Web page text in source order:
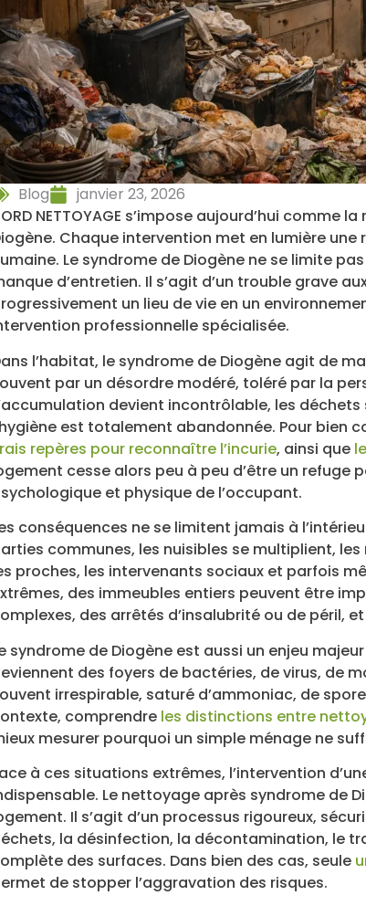
Blog
janvier 23, 2026
NETTOYAGE s’impose aujourd’hui
Chaque intervention met en lumière
Le syndrome de Diogène ne se limite
d’entretien. Il s’agit d’un trouble grave
un lieu de vie en un
professionnelle spécialisée.
l’habitat, le syndrome de Diogène agit de
par un désordre modéré, toléré par la
devient incontrôlable, les
est totalement abandonnée. Pour bien
repères pour reconnaître l’incurie, ainsi que
cesse alors peu à peu d’être un refuge
et physique de l’occupant.
conséquences ne se limitent jamais à
communes, les nuisibles se multiplient,
proches, les intervenants sociaux et parfois
des immeubles entiers peuvent être
des arrêtés d’insalubrité ou de péril,
syndrome de Diogène est aussi un enjeu
des foyers de bactéries, de virus, de
irrespirable, saturé d’ammoniac, de
comprendre les distinctions entre
mesurer pourquoi un simple ménage ne
à ces situations extrêmes, l’intervention
Le nettoyage après syndrome de
Il s’agit d’un processus rigoureux,
la désinfection, la décontamination, le
des surfaces. Dans bien des cas, seule
de stopper l’aggravation des risques.